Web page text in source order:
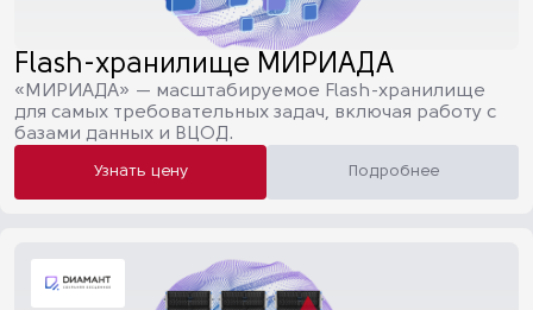
Flash-хранилище МИРИАДА
«МИРИАДА» — масштабируемое Flash-хранилище
для самых требовательных задач, включая работу с
базами данных и ВЦОД.
Узнать цену Подробнее